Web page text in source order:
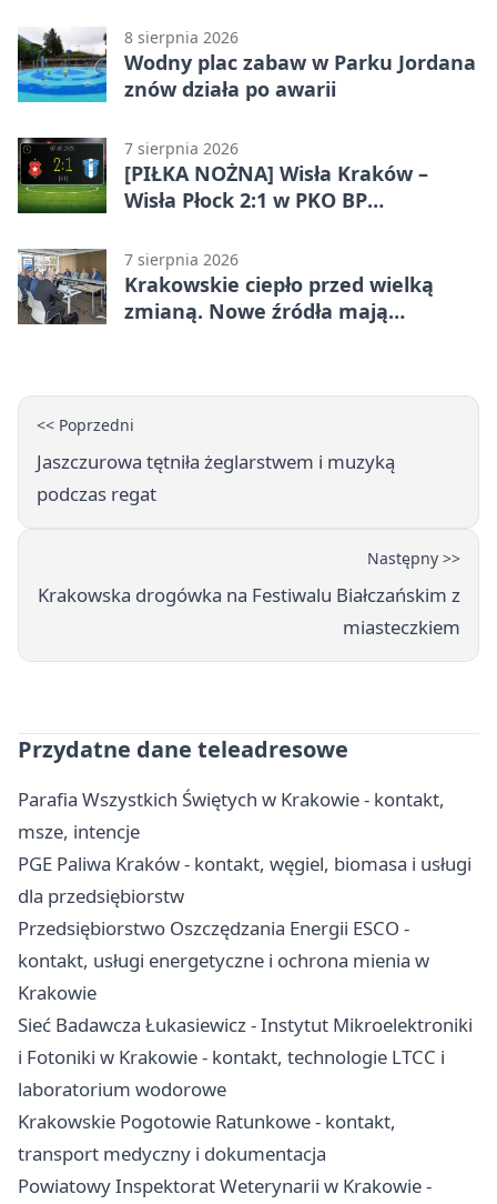
8 sierpnia 2026
Wodny plac zabaw w Parku Jordana
znów działa po awarii
7 sierpnia 2026
[PIŁKA NOŻNA] Wisła Kraków –
Wisła Płock 2:1 w PKO BP
ważnymi punktami
7 sierpnia 2026
Krakowskie ciepło przed wielką
zmianą. Nowe źródła mają
<< Poprzedni
Jaszczurowa tętniła żeglarstwem i muzyką
podczas regat
Następny >>
Krakowska drogówka na Festiwalu Białczańskim z
miasteczkiem
Przydatne dane teleadresowe
Parafia Wszystkich Świętych w Krakowie - kontakt,
msze, intencje
PGE Paliwa Kraków - kontakt, węgiel, biomasa i usługi
dla przedsiębiorstw
Przedsiębiorstwo Oszczędzania Energii ESCO -
kontakt, usługi energetyczne i ochrona mienia w
Krakowie
Sieć Badawcza Łukasiewicz - Instytut Mikroelektroniki
i Fotoniki w Krakowie - kontakt, technologie LTCC i
laboratorium wodorowe
Krakowskie Pogotowie Ratunkowe - kontakt,
transport medyczny i dokumentacja
Powiatowy Inspektorat Weterynarii w Krakowie -